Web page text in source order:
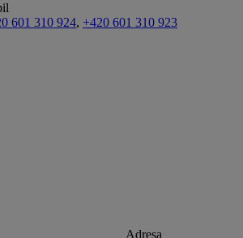
601 310 924, +420 601 310 923
Adresa